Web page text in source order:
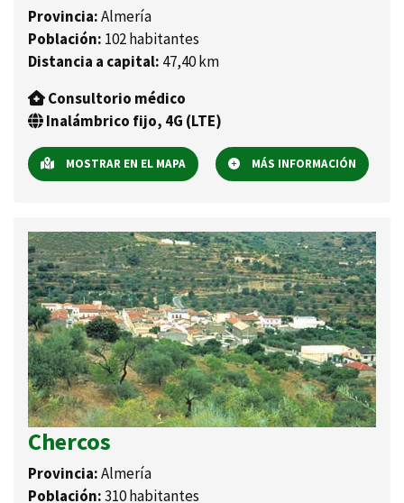
Provincia:Almería
Población: 102 habitantes
Distancia a capital: 47,40 km
Consultorio médico
Inalámbrico fijo, 4G (LTE)
MOSTRAR EN EL MAPA MÁS INFORMACIÓN
Chercos
Provincia:Almería
Población:310 habitantes